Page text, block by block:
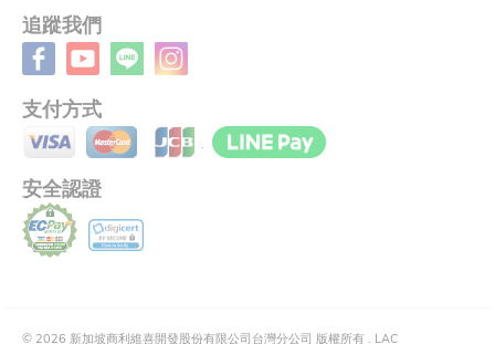
追蹤我們
支付方式
安全認證
© 2026 新加坡商利維喜開發股份有限公司台灣分公司 版權所有 . LAC